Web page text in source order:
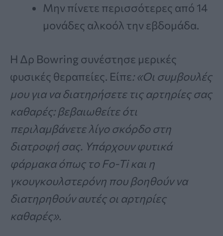
Μην πίνετε περισσότερες από 14
μονάδες αλκοόλ την εβδομάδα.
Η Δρ Bowring συνέστησε μερικές
φυσικές θεραπείες. Είπε: «Οι συμβουλές
μου για να διατηρήσετε τις αρτηρίες σας
καθαρές: βεβαιωθείτε ότι
περιλαμβάνετε λίγο σκόρδο στη
διατροφή σας. Υπάρχουν φυτικά
φάρμακα όπως το Fo-Ti και η
γκουγκουλστερόνη που βοηθούν να
διατηρηθούν αυτές οι αρτηρίες
καθαρές».